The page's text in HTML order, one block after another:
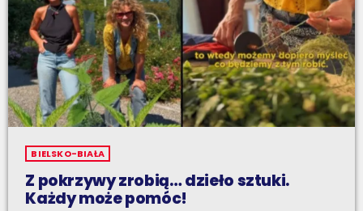
BIELSKO-BIAŁA
Z pokrzywy zrobią… dzieło sztuki.
Każdy może pomóc!